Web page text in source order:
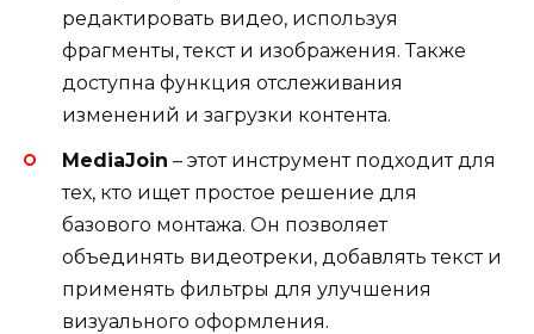
редактировать видео, используя
фрагменты, текст и изображения. Также
доступна функция отслеживания
изменений и загрузки контента.
MediaJoin – этот инструмент подходит для
тех, кто ищет простое решение для
базового монтажа. Он позволяет
объединять видеотреки, добавлять текст и
применять фильтры для улучшения
визуального оформления.